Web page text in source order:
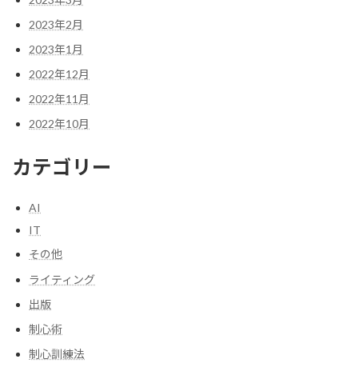
2023年2月
2023年1月
2022年12月
2022年11月
2022年10月
カテゴリー
AI
IT
その他
ライティング
出版
制心術
制心訓練法